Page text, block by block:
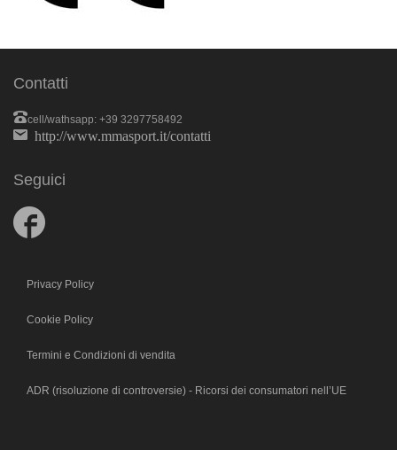
Contatti
cell/wathsapp: +39 3297758492
http://www.mmasport.it/contatti
Seguici
us
Privacy Policy
Cookie Policy
Termini e Condizioni di vendita
ADR (risoluzione di controversie) - Ricorsi dei consumatori nell’UE